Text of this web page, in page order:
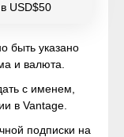
в USD$50
быть указано
и валюта.
с именем,
в Vantage.
подписки на